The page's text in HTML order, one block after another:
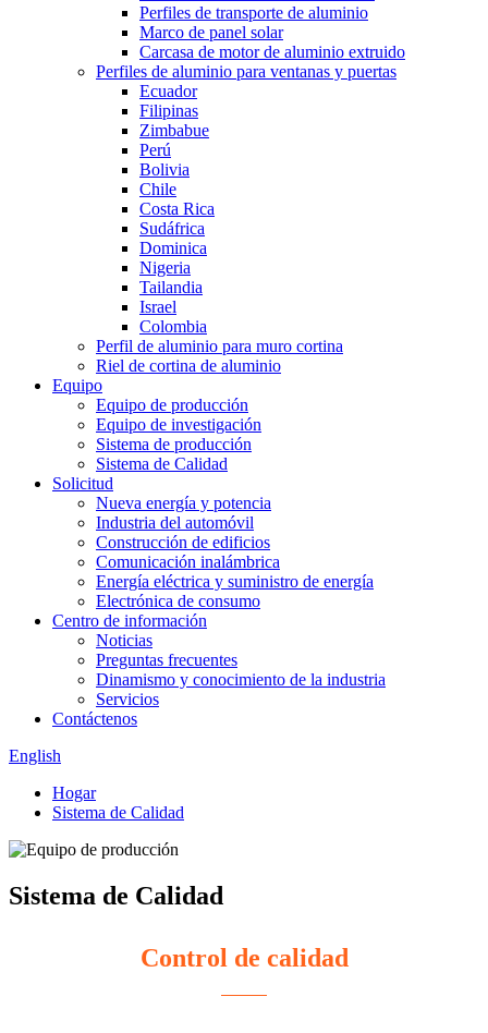
Perfiles de transporte de aluminio
Marco de panel solar
Carcasa de motor de aluminio extruido
Perfiles de aluminio para ventanas y puertas
Ecuador
Filipinas
Zimbabue
Perú
Bolivia
Chile
Costa Rica
Sudáfrica
Dominica
Nigeria
Tailandia
Israel
Colombia
Perfil de aluminio para muro cortina
Riel de cortina de aluminio
Equipo
Equipo de producción
Equipo de investigación
Sistema de producción
Sistema de Calidad
Solicitud
Nueva energía y potencia
Industria del automóvil
Construcción de edificios
Comunicación inalámbrica
Energía eléctrica y suministro de energía
Electrónica de consumo
Centro de información
Noticias
Preguntas frecuentes
Dinamismo y conocimiento de la industria
Servicios
Contáctenos
English
Hogar
Sistema de Calidad
Sistema de Calidad
Control de calidad